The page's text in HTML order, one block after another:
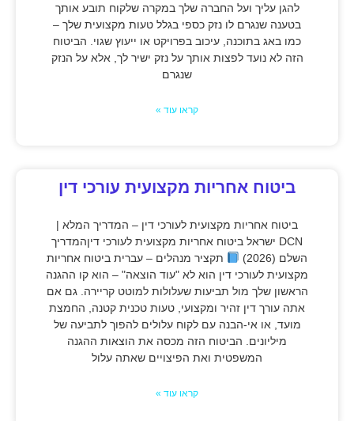
להגן עליך ועל החברה שלך במקרה שלקוח תובע אותך
בטענה שנגרם לו נזק כספי בגלל טעות מקצועית שלך –
כמו באג בתוכנה, עיכוב בפרויקט או ייעוץ שגוי. הביטוח
הזה לא נועד לפצות אותך על נזק ישיר לך, אלא על הנזק
שנגרם
קראו עוד »
ביטוח אחריות מקצועית עורכי דין
ביטוח אחריות מקצועית לעורכי דין – המדריך המלא |
DCN ישראל ביטוח אחריות מקצועית לעורכי דיןהמדריך
השלם (2026)
תקציר מנהלים – עברית ביטוח אחריות
מקצועית לעורכי דין הוא לא "עוד הוצאה" – הוא קו ההגנה
הראשון שלך מול תביעות שעלולות למוטט קריירה. גם אם
אתה עורך דין זהיר ומקצועי, טעות טכנית קטנה, החמצת
מועד, או אי-הבנה עם לקוח עלולים להפוך לתביעה של
מיליונים. הביטוח הזה מכסה את הוצאות ההגנה
המשפטית ואת הפיצויים שאתה עלול
קראו עוד »